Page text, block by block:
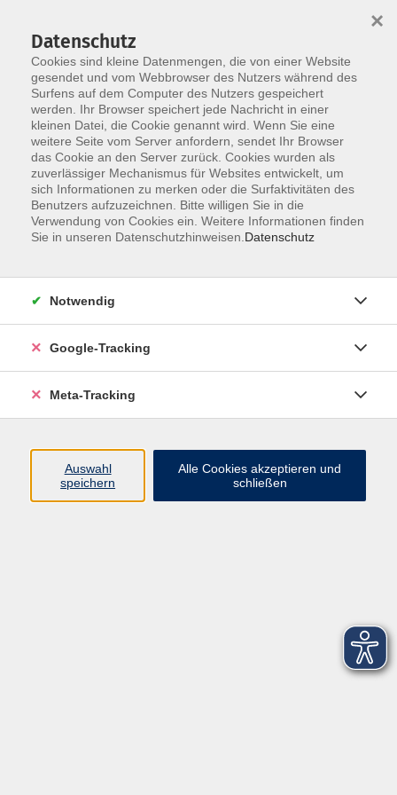
Skip to main content
Der Kurs konnte nicht gefunden werden.
Über uns
Datenschutz
Cookies sind kleine Datenmengen, die von einer Website
gesendet und vom Webbrowser des Nutzers während des
Surfens auf dem Computer des Nutzers gespeichert
werden. Ihr Browser speichert jede Nachricht in einer
kleinen Datei, die Cookie genannt wird. Wenn Sie eine
weitere Seite vom Server anfordern, sendet Ihr Browser
das Cookie an den Server zurück. Cookies wurden als
zuverlässiger Mechanismus für Websites entwickelt, um
sich Informationen zu merken oder die Surfaktivitäten des
Benutzers aufzuzeichnen. Bitte willigen Sie in die
Verwendung von Cookies ein. Weitere Informationen finden
Sie in unseren Datenschutzhinweisen. Datenschutz
×
Notwendig
Google-Tracking
Meta-Tracking
Auswahl
speichern
Alle Cookies akzeptieren und
schließen